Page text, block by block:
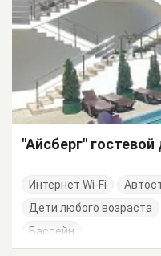
"Айсберг"
Интернет Wi-Fi
Дети любого возраста
Бассейн